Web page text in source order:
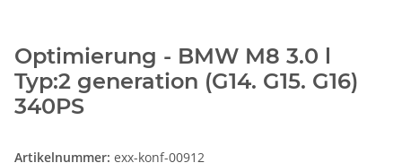
Optimierung - BMW M8 3.0 l
Typ:2 generation (G14. G15. G16)
340PS
Artikelnummer: exx-konf-00912